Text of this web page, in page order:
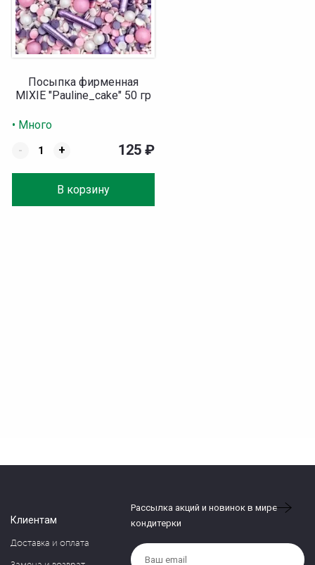
Посыпка фирменная
MIXIE "Pauline_cake" 50 гр
• Много
-
+
В корзину
125 ₽
Клиентам
Доставка и оплата
Рассылка акций и новинок в мире
кондитерки